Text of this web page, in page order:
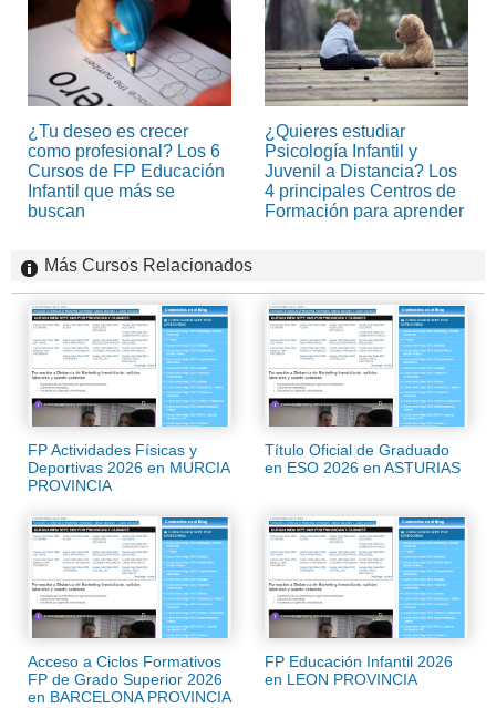
¿Tu deseo es crecer
como profesional? Los 6
Cursos de FP Educación
Infantil que más se
buscan
¿Quieres estudiar
Psicología Infantil y
Juvenil a Distancia? Los
4 principales Centros de
Formación para aprender
Más Cursos Relacionados
FP Actividades Físicas y
Deportivas 2026 en MURCIA
PROVINCIA
Título Oficial de Graduado
en ESO 2026 en ASTURIAS
Acceso a Ciclos Formativos
FP de Grado Superior 2026
en BARCELONA PROVINCIA
FP Educación Infantil 2026
en LEON PROVINCIA